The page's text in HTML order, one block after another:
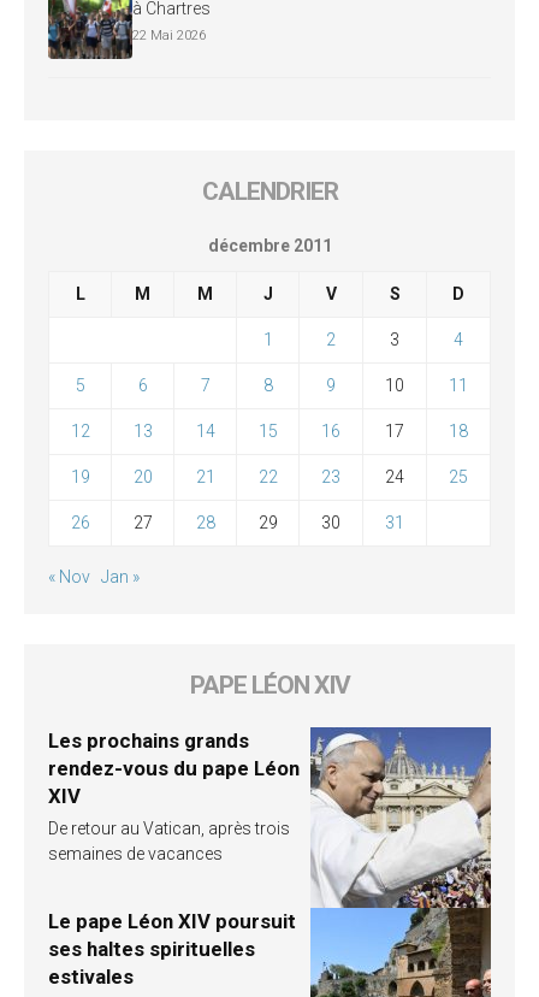
à Chartres
22 Mai 2026
CALENDRIER
décembre 2011
L M M J V S D
1 2 3 4
5 6 7 8 9 10 11
12 13 14 15 16 17 18
19 20 21 22 23 24 25
26 27 28 29 30 31
« Nov Jan »
PAPE LÉON XIV
Les prochains grands
rendez-vous du pape Léon
XIV
De retour au Vatican, après trois
semaines de vacances
Le pape Léon XIV poursuit
ses haltes spirituelles
estivales